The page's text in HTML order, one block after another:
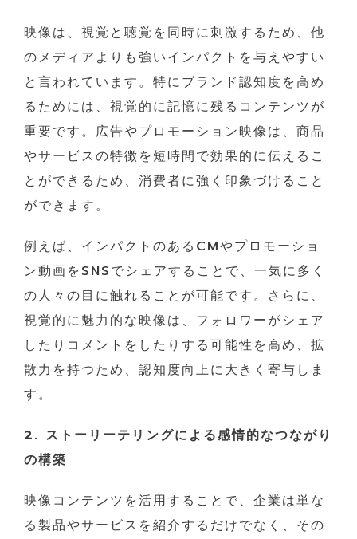
映像は、視覚と聴覚を同時に刺激するため、他
のメディアよりも強いインパクトを与えやすい
と言われています。特にブランド認知度を高め
るためには、視覚的に記憶に残るコンテンツが
重要です。広告やプロモーション映像は、商品
やサービスの特徴を短時間で効果的に伝えるこ
とができるため、消費者に強く印象づけること
ができます。
例えば、インパクトのあるCMやプロモーショ
ン動画をSNSでシェアすることで、一気に多く
の人々の目に触れることが可能です。さらに、
視覚的に魅力的な映像は、フォロワーがシェア
したりコメントをしたりする可能性を高め、拡
散力を持つため、認知度向上に大きく寄与しま
す。
2. ストーリーテリングによる感情的なつながり
の構築
映像コンテンツを活用することで、企業は単な
る製品やサービスを紹介するだけでなく、その